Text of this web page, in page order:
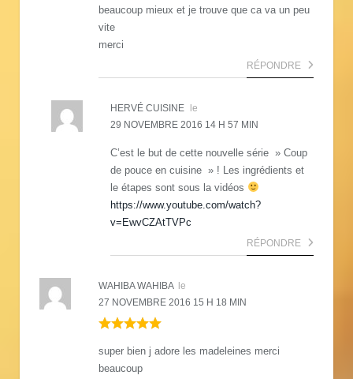
beaucoup mieux et je trouve que ca va un peu
vite
merci
RÉPONDRE
HERVÉ CUISINE
le
29 NOVEMBRE 2016 14 H 57 MIN
C’est le but de cette nouvelle série » Coup
de pouce en cuisine » ! Les ingrédients et
le étapes sont sous la vidéos
https://www.youtube.com/watch?
v=EwvCZAtTVPc
RÉPONDRE
WAHIBA WAHIBA le
27 NOVEMBRE 2016 15 H 18 MIN
super bien j adore les madeleines merci
beaucoup